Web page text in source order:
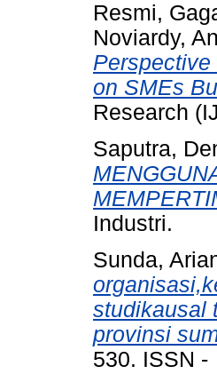
Resmi,
Noviardy,
on SMEs
Research
Saputra,
Industri.
Sunda,
studikausal
provinsi
530. ISSN -